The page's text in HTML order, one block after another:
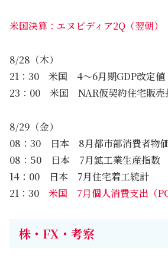
米国決算：エヌビディア2Q（翌朝）
8/28（木）
21：30 米国 4～6月期GDP改定値
23：00 米国 NAR仮契約住宅販売
8/29（金）
08：30 日本 8月都市部消費者物
08：50 日本 7月鉱工業生産指数
14：00 日本 7月住宅着工統計
21：30 米国 7月個人消費支出（
株・FX・考察